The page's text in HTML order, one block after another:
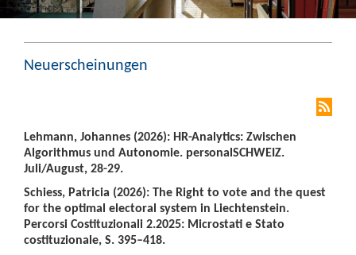
Neuerscheinungen
Lehmann, Johannes (2026): HR-Analytics: Zwischen
Algorithmus und Autonomie. personalSCHWEIZ.
Juli/August, 28-29.
Schiess, Patricia (2026): The Right to vote and the quest
for the optimal electoral system in Liechtenstein.
Percorsi Costituzionali 2.2025: Microstati e Stato
costituzionale, S. 395–418.